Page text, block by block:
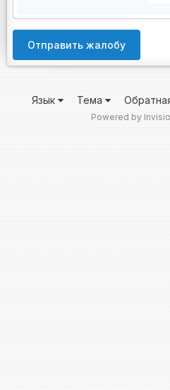
Отправить жалобу
Язык Тема
Powered by